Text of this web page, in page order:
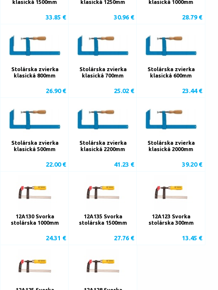
klasická 1500mm
33.85 €
klasická 1250mm
30.96 €
klasická 1000mm
28.79 €
Stolárska zvierka
klasická 800mm
26.90 €
Stolárska zvierka
klasická 700mm
25.02 €
Stolárska zvierka
klasická 600mm
23.44 €
Stolárska zvierka
klasická 500mm
22.00 €
Stolárska zvierka
klasická 2200mm
41.23 €
Stolárska zvierka
klasická 2000mm
39.20 €
12A130 Svorka
stolárska 1000mm
24.31 €
12A135 Svorka
stolárska 1500mm
27.76 €
12A123 Svorka
stolárska 300mm
13.45 €